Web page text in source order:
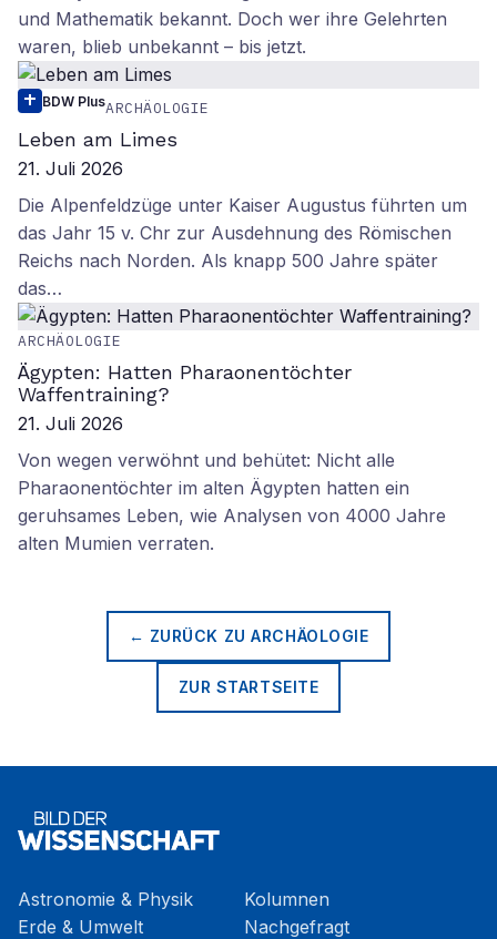
und Mathematik bekannt. Doch wer ihre Gelehrten
waren, blieb unbekannt – bis jetzt.
BDW PlusARCHÄOLOGIE
Leben am Limes
21. Juli 2026
Die Alpenfeldzüge unter Kaiser Augustus führten um
das Jahr 15 v. Chr zur Ausdehnung des Römischen
Reichs nach Norden. Als knapp 500 Jahre später
das…
ARCHÄOLOGIE
Ägypten: Hatten Pharaonentöchter
Waffentraining?
21. Juli 2026
Von wegen verwöhnt und behütet: Nicht alle
Pharaonentöchter im alten Ägypten hatten ein
geruhsames Leben, wie Analysen von 4000 Jahre
alten Mumien verraten.
← ZURÜCK ZUARCHÄOLOGIE
ZUR STARTSEITE
Astronomie & Physik
Erde & Umwelt
Kolumnen
Nachgefragt